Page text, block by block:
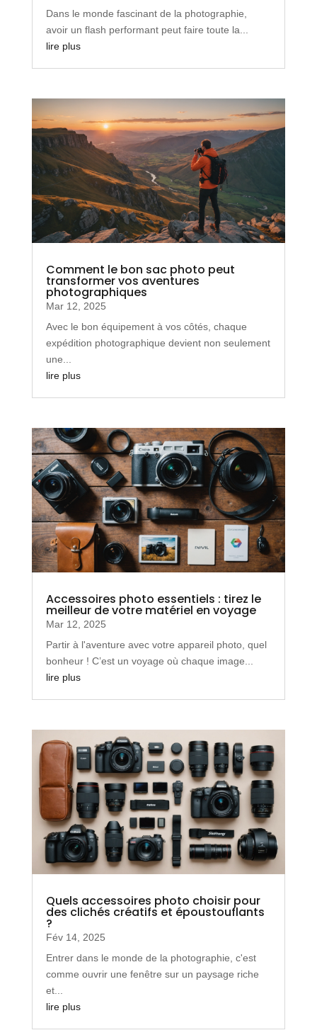
Dans le monde fascinant de la photographie,
avoir un flash performant peut faire toute la...
lire plus
Comment le bon sac photo peut
transformer vos aventures
photographiques
Mar 12, 2025
Avec le bon équipement à vos côtés, chaque
expédition photographique devient non seulement
une...
lire plus
Accessoires photo essentiels : tirez le
meilleur de votre matériel en voyage
Mar 12, 2025
Partir à l'aventure avec votre appareil photo, quel
bonheur ! C’est un voyage où chaque image...
lire plus
Quels accessoires photo choisir pour
des clichés créatifs et époustouflants
?
Fév 14, 2025
Entrer dans le monde de la photographie, c'est
comme ouvrir une fenêtre sur un paysage riche
et...
lire plus